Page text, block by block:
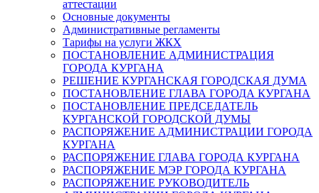
аттестации
Основные документы
Административные регламенты
Тарифы на услуги ЖКХ
ПОСТАНОВЛЕНИЕ АДМИНИСТРАЦИЯ
ГОРОДА КУРГАНА
РЕШЕНИЕ КУРГАНСКАЯ ГОРОДСКАЯ ДУМА
ПОСТАНОВЛЕНИЕ ГЛАВА ГОРОДА КУРГАНА
ПОСТАНОВЛЕНИЕ ПРЕДСЕДАТЕЛЬ
КУРГАНСКОЙ ГОРОДСКОЙ ДУМЫ
РАСПОРЯЖЕНИЕ АДМИНИСТРАЦИИ ГОРОДА
КУРГАНА
РАСПОРЯЖЕНИЕ ГЛАВА ГОРОДА КУРГАНА
РАСПОРЯЖЕНИЕ МЭР ГОРОДА КУРГАНА
РАСПОРЯЖЕНИЕ РУКОВОДИТЕЛЬ